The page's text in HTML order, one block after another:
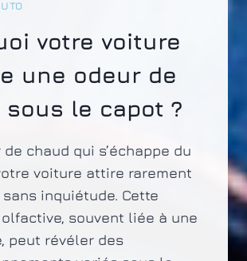
votre voiture
une odeur de
sous le capot ?
chaud qui s’échappe du
voiture attire rarement
sans inquiétude. Cette
souvent liée à une
peut révéler des